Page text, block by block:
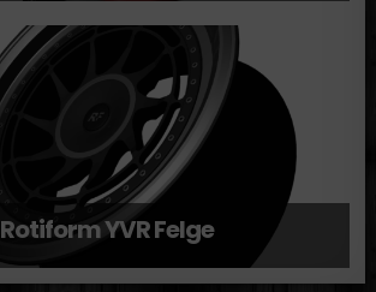
Rotiform YVR Felge